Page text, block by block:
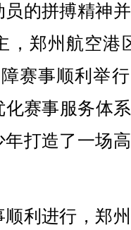
的拼搏精神
，郑州航空港
赛事顺利举
赛事服务体
打造了一场
利进行，郑